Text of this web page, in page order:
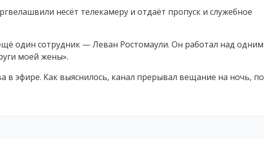
несёт телекамеру и отдаёт пропуск и служебное
один сотрудник — Леван Ростомаули. Он работал над одним
моей жены».
в эфире. Как выяснилось, канал прерывал вещание на ночь, по